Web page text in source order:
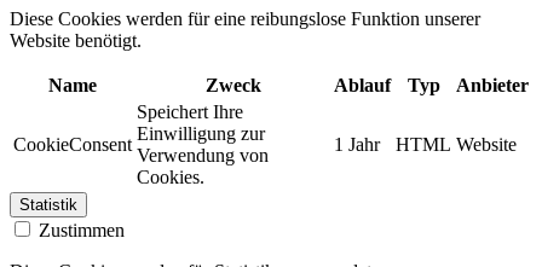
Diese Cookies werden für eine reibungslose Funktion unserer
Website benötigt.
Name Zweck Ablauf Typ Anbieter
CookieConsent
Speichert Ihre
Einwilligung zur
Verwendung von
Cookies.
1 Jahr HTML Website
Statistik
Zustimmen